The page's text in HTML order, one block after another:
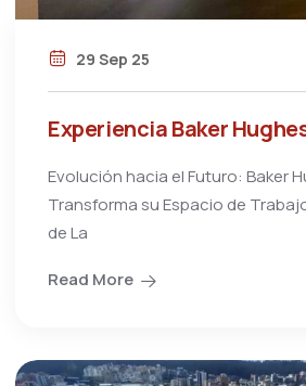
29 Sep 25
Experiencia Baker
Evolución hacia el Futuro: Baker
Transforma su Espacio de
de La
Read More